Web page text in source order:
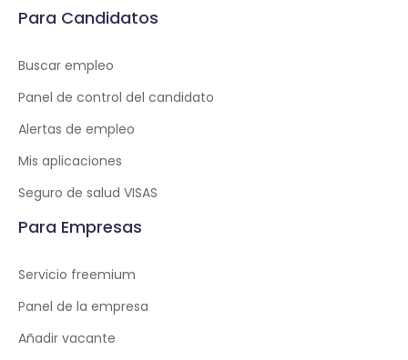
Para Candidatos
Buscar empleo
Panel de control del candidato
Alertas de empleo
Mis aplicaciones
Seguro de salud VISAS
Para Empresas
Servicio freemium
Panel de la empresa
Añadir vacante